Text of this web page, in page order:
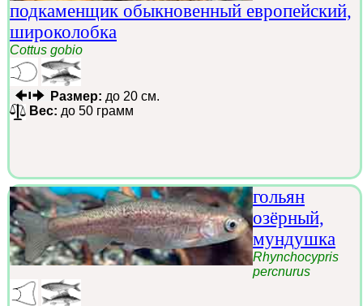
подкаменщик обыкновенный европейский,
широколобка
Cottus gobio
Размер: до 20 см.
Вес: до 50 грамм
гольян
озёрный,
мундушка
Rhynchocypris
percnurus